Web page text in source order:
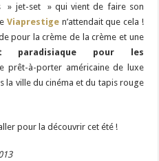
jet-set » qui vient de faire son
Viaprestige n’attendait que cela !
pour la crème de la crème et une
paradisiaque pour les
prêt-à-porter américaine de luxe
la ville du cinéma et du tapis rouge
pour la découvrir cet été !